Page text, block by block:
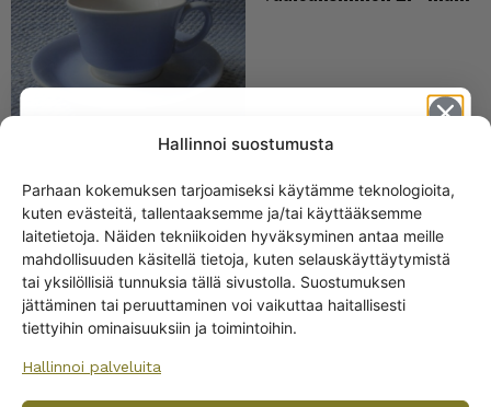
Hallinnoi suostumusta
Parhaan kokemuksen tarjoamiseksi käytämme teknologioita,
kuten evästeitä, tallentaaksemme ja/tai käyttääksemme
laitetietoja. Näiden tekniikoiden hyväksyminen antaa meille
mahdollisuuden käsitellä tietoja, kuten selauskäyttäytymistä
tai yksilöllisiä tunnuksia tällä sivustolla. Suostumuksen
jättäminen tai peruuttaminen voi vaikuttaa haitallisesti
tiettyihin ominaisuuksiin ja toimintoihin.
Hallinnoi palveluita
Arabia Kahvikuppi
siniharmaa EP-malli
Get -5%
off?
Yes! I want the discount